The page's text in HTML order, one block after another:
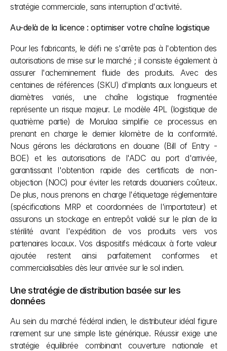
stratégie commerciale, sans interruption d'activité.
Au-delà de la licence : optimiser votre chaîne logistique
Pour les fabricants, le défi ne s'arrête pas à l'obtention des
autorisations de mise sur le marché ; il consiste également à
assurer l'acheminement fluide des produits. Avec des
centaines de références (SKU) d'implants aux longueurs et
diamètres variés, une chaîne logistique fragmentée
représente un risque majeur. Le modèle 4PL (logistique de
quatrième partie) de Morulaa simplifie ce processus en
prenant en charge le dernier kilomètre de la conformité.
Nous gérons les déclarations en douane (Bill of Entry -
BOE) et les autorisations de l'ADC au port d'arrivée,
garantissant l'obtention rapide des certificats de non-
objection (NOC) pour éviter les retards douaniers coûteux.
De plus, nous prenons en charge l'étiquetage réglementaire
(spécifications MRP et coordonnées de l'importateur) et
assurons un stockage en entrepôt validé sur le plan de la
stérilité avant l'expédition de vos produits vers vos
partenaires locaux. Vos dispositifs médicaux à forte valeur
ajoutée restent ainsi parfaitement conformes et
commercialisables dès leur arrivée sur le sol indien.
Une stratégie de distribution basée sur les
données
Au sein du marché fédéral indien, le distributeur idéal figure
rarement sur une simple liste générique. Réussir exige une
stratégie équilibrée combinant couverture nationale et